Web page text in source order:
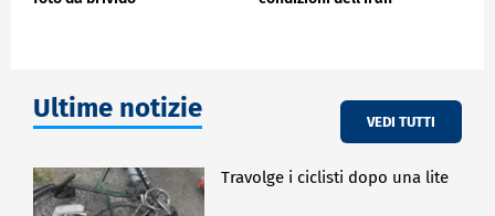
Ultime notizie VEDI TUTTI
Travolge i ciclisti dopo una lite